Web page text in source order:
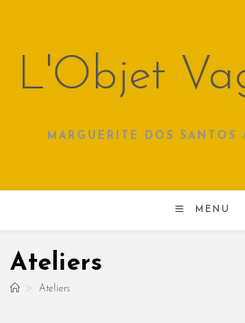
L'Objet
MARGUERITE DOS SANTOS
MENU
Ateliers
> Ateliers